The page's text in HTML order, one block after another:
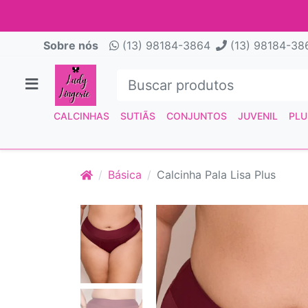
Sobre nós (13) 98184-3864 (13) 98184-
CALCINHAS SUTIÃS CONJUNTOS JUVENIL
Básica Calcinha Pala Lisa Plus